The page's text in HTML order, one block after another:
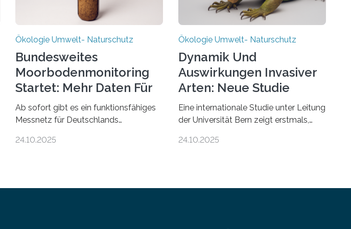
Ökologie Umwelt- Naturschutz
Bundesweites
Moorbodenmonitoring
Startet: Mehr Daten Für
Nachhaltigkeit
Ab sofort gibt es ein funktionsfähiges
Messnetz für Deutschlands
155 Messpunkte in Offenland und Wald
24.10.2025
Ökologie Umwelt- Naturschutz
Dynamik Und
Auswirkungen Invasiver
Arten: Neue Studie
Enthüllt
Eine internationale Studie unter Leitung
der Universität Bern zeigt erstmals,
Ökosysteme nicht auf einheitliche
24.10.2025